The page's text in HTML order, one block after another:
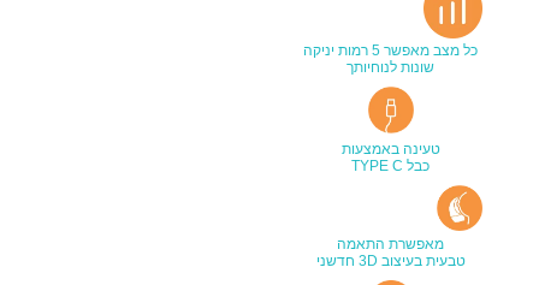
כל מצב מאפשר 5 רמות יניקה
שונות לנוחיותך
טעינה באמצעות
כבל TYPE C
מאפשרת התאמה
טבעית בעיצוב 3D חדשני